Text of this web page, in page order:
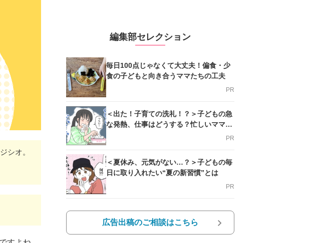
シオ。
編集部セレクション
毎日100点じゃなくて大丈夫！偏食・少
食の子どもと向き合うママたちの工夫
PR
＜出た！子育ての洗礼！？＞子どもの急
な発熱、仕事はどうする？忙しいママを
PR
＜夏休み、元気がない…？＞子どもの毎
日に取り入れたい“夏の新習慣”とは
PR
広告出稿のご相談はこちら